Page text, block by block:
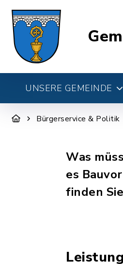
UNSERE GEMEINDE
Bürgerservice & Politik
Was
es
finden